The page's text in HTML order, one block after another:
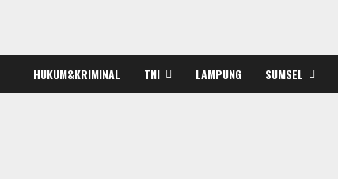
HUKUM&KRIMINAL TNI LAMPUNG SUMSEL